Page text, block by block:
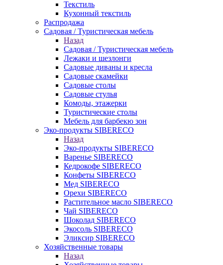
Текстиль
Кухонный текстиль
Распродажа
Садовая / Туристическая мебель
Назад
Садовая / Туристическая мебель
Лежаки и шезлонги
Садовые диваны и кресла
Садовые скамейки
Садовые столы
Садовые стулья
Комоды, этажерки
Туристические столы
Мебель для барбекю зон
Эко-продукты SIBERECO
Назад
Эко-продукты SIBERECO
Варенье SIBERECO
Кедрокофе SIBERECO
Конфеты SIBERECO
Мед SIBERECO
Орехи SIBERECO
Растительное масло SIBERECO
Чай SIBERECO
Шоколад SIBERECO
Экосоль SIBERECO
Эликсир SIBERECO
Хозяйственные товары
Назад